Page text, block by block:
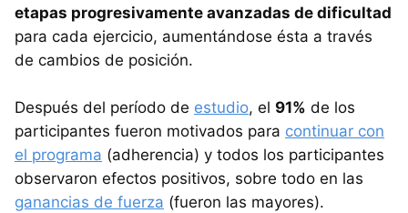
etapas progresivamente avanzadas de dificultad
para cada ejercicio, aumentándose ésta a través
de cambios de posición.
Después del período de estudio, el 91% de los
participantes fueron motivados para continuar con
el programa (adherencia) y todos los participantes
observaron efectos positivos, sobre todo en las
ganancias de fuerza (fueron las mayores).